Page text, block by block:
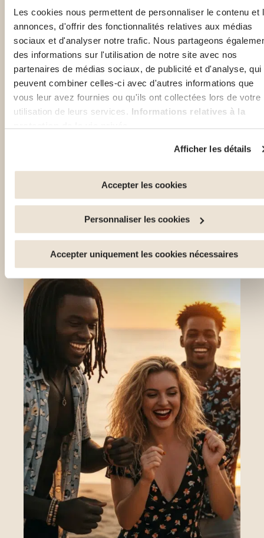
Les cookies nous permettent de personnaliser le contenu et
annonces, d'offrir des fonctionnalités relatives aux médias
sociaux et d'analyser notre trafic. Nous partageons
des informations sur l'utilisation de notre site avec nos
partenaires de médias sociaux, de publicité et d'analyse, qui
peuvent combiner celles-ci avec d'autres informations que
vous leur avez fournies ou qu'ils ont collectées lors de votre
utilisation de leurs services. Informations relatives à la
moment en cliquant sur le lien "gestion des cookies" en bas
Certains de ces cookies sont strictement nécessaires au
cookies utilisés ici, il se peut que certaines fonctionnalités ou
parties de ce site Web ne soient plus normalement
accessibles. D'autres sont utilisés pour : Améliorer votre
expérience utilisateur, en personnalisant vos fonctionnalités
en se souvenant de vos choix. Mesurer l'audience en
le nombre de visiteurs et en comprenant comment vous
arrivez sur notre site. Proposer des offres et services
personnalisés et en suivre les performances. Partager des
informations avec les réseaux sociaux utilisés et vous
permettre de visualiser du contenu hébergé sur un site
externe.
Afficher les détails
Accepter les cookies
Personnaliser les cookies
Accepter uniquement les cookies nécessaires
collabore fièrement
avec des
partenaires de
renommée
internationale.